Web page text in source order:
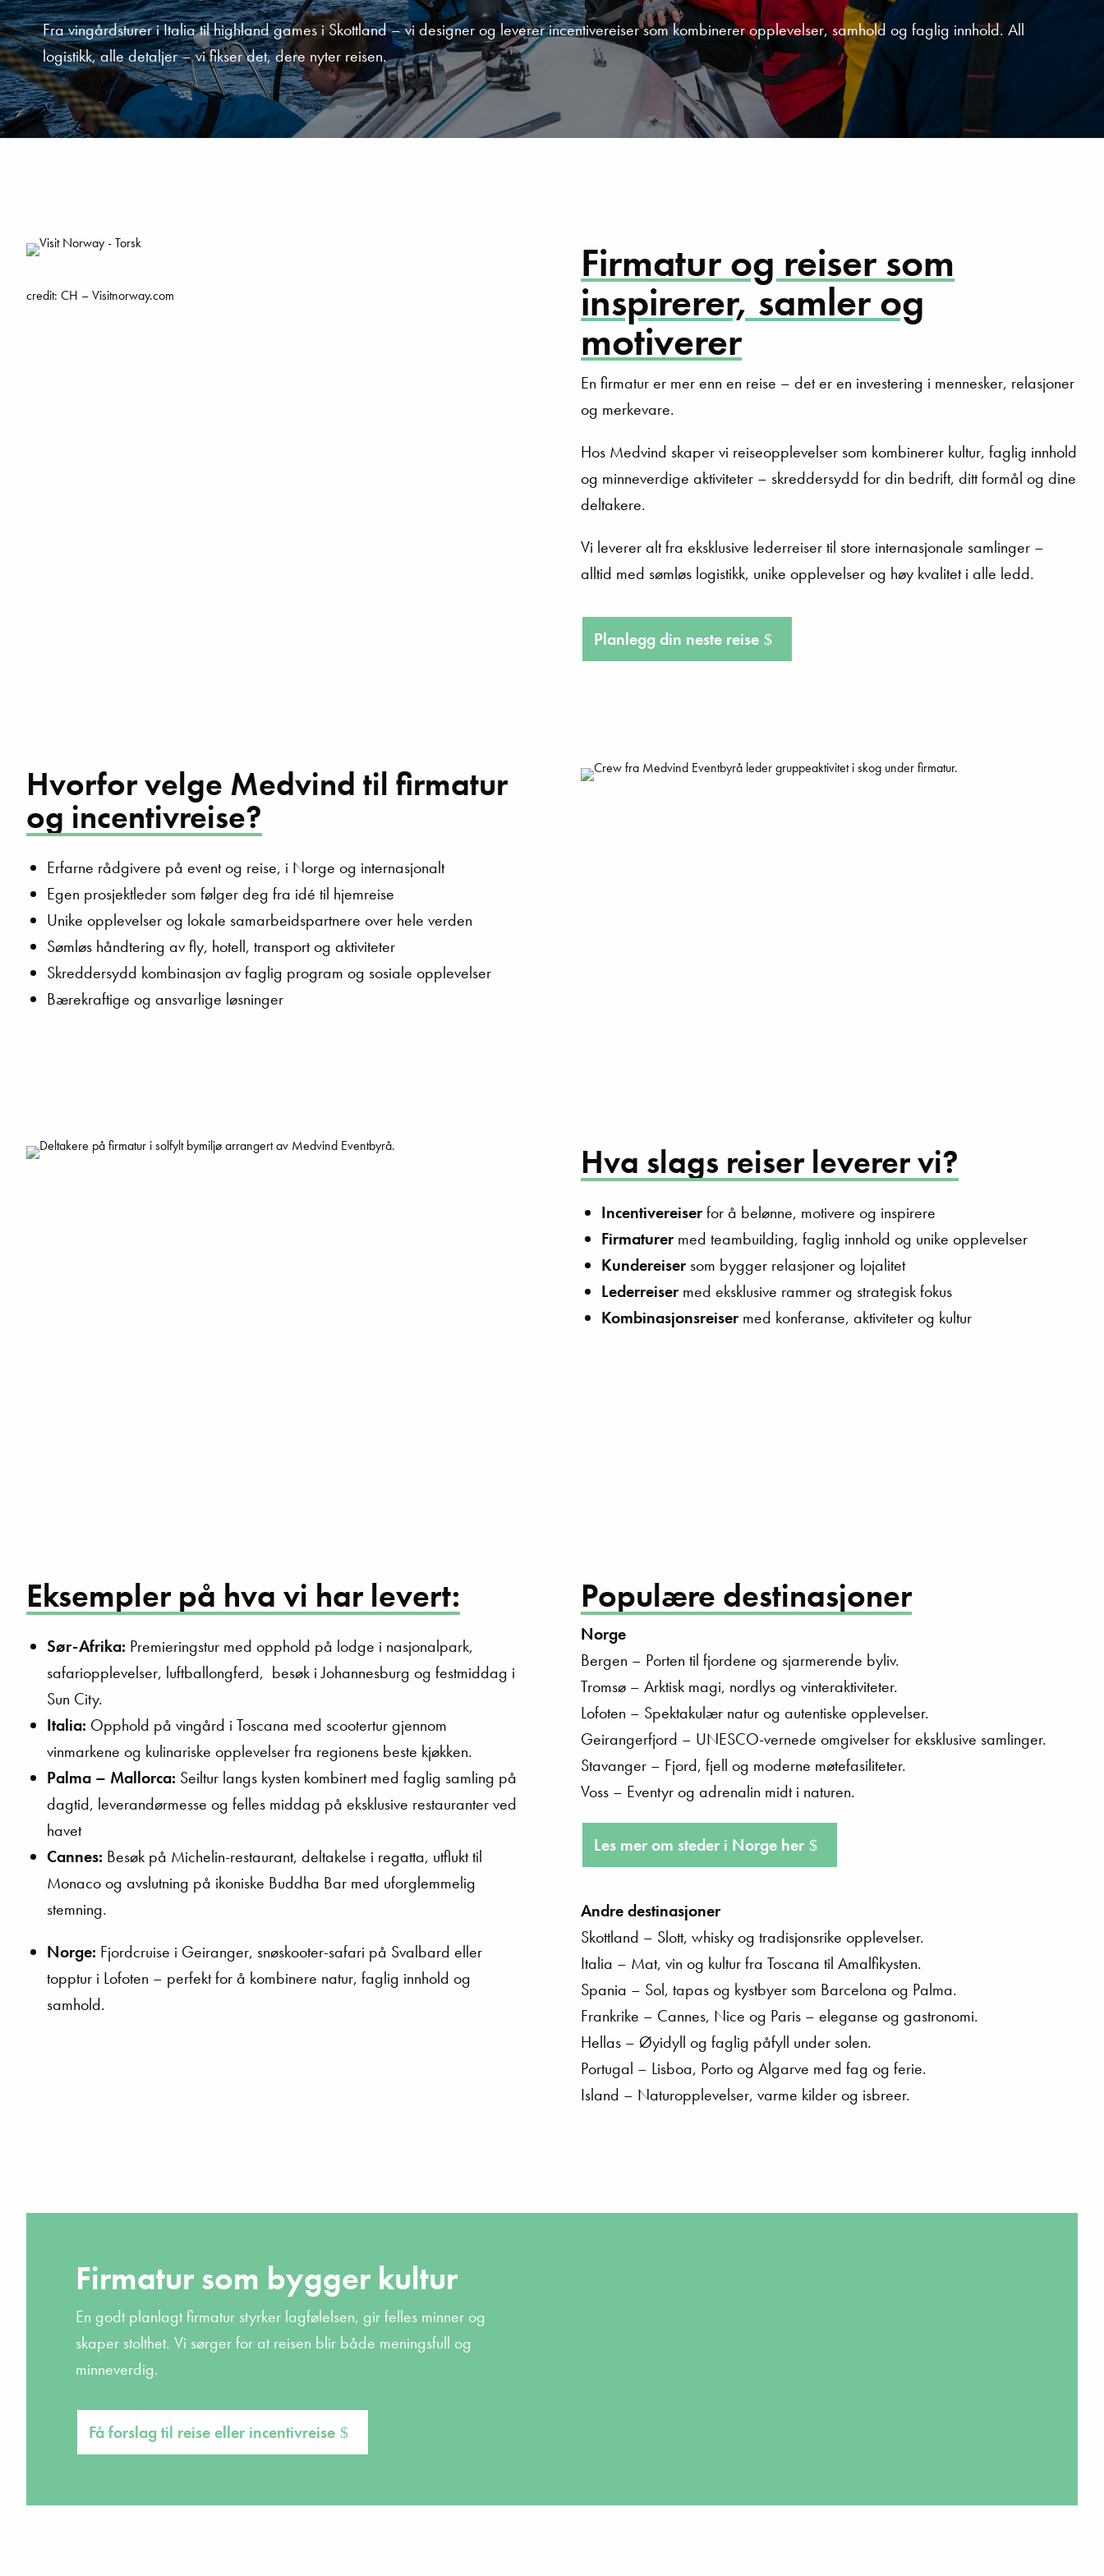
Fra vingårdsturer i Italia til highland games i Skottland – vi designer og leverer incentivereiser som kombinerer opplevelser, samhold og faglig innhold. All
logistikk, alle detaljer – vi fikser det, dere nyter reisen.
credit: CH – Visitnorway.com
Firmatur og reiser som
inspirerer, samler og
motiverer
En firmatur er mer enn en reise – det er en investering i mennesker, relasjoner
og merkevare.
Hos Medvind skaper vi reiseopplevelser som kombinerer kultur, faglig innhold
og minneverdige aktiviteter – skreddersydd for din bedrift, ditt formål og dine
deltakere.
Vi leverer alt fra eksklusive lederreiser til store internasjonale samlinger –
alltid med sømløs logistikk, unike opplevelser og høy kvalitet i alle ledd.
Planlegg din neste reise
Hvorfor velge Medvind til firmatur
og incentivreise?
Erfarne rådgivere på event og reise, i Norge og internasjonalt
Egen prosjektleder som følger deg fra idé til hjemreise
Unike opplevelser og lokale samarbeidspartnere over hele verden
Sømløs håndtering av fly, hotell, transport og aktiviteter
Skreddersydd kombinasjon av faglig program og sosiale opplevelser
Bærekraftige og ansvarlige løsninger
Hva slags reiser leverer vi?
Incentivereiserfor å belønne, motivere og inspirere
Firmaturer med teambuilding, faglig innhold og unike opplevelser
Kundereiser som bygger relasjoner og lojalitet
Lederreiser med eksklusive rammer og strategisk fokus
Kombinasjonsreiser med konferanse, aktiviteter og kultur
Eksempler på hva vi har levert:
Sør-Afrika: Premieringstur med opphold på lodge i nasjonalpark,
safariopplevelser, luftballongferd, besøk i Johannesburg og festmiddag i
Sun City.
Italia: Opphold på vingård i Toscana med scootertur gjennom
vinmarkene og kulinariske opplevelser fra regionens beste kjøkken.
Palma – Mallorca: Seiltur langs kysten kombinert med faglig samling på
dagtid, leverandørmesse og felles middag på eksklusive restauranter ved
havet
Cannes: Besøk på Michelin-restaurant, deltakelse i regatta, utflukt til
Monaco og avslutning på ikoniske Buddha Bar med uforglemmelig
stemning.
Norge: Fjordcruise i Geiranger, snøskooter-safari på Svalbard eller
topptur i Lofoten – perfekt for å kombinere natur, faglig innhold og
samhold.
Populære destinasjoner
Norge
Bergen – Porten til fjordene og sjarmerende byliv.
Tromsø – Arktisk magi, nordlys og vinteraktiviteter.
Lofoten – Spektakulær natur og autentiske opplevelser.
Geirangerfjord – UNESCO-vernede omgivelser for eksklusive samlinger.
Stavanger – Fjord, fjell og moderne møtefasiliteter.
Voss – Eventyr og adrenalin midt i naturen.
Les mer om steder i Norge her
Andre destinasjoner
Skottland – Slott, whisky og tradisjonsrike opplevelser.
Italia – Mat, vin og kultur fra Toscana til Amalfikysten.
Spania – Sol, tapas og kystbyer som Barcelona og Palma.
Frankrike – Cannes, Nice og Paris – eleganse og gastronomi.
Hellas – Øyidyll og faglig påfyll under solen.
Portugal – Lisboa, Porto og Algarve med fag og ferie.
Island – Naturopplevelser, varme kilder og isbreer.
Firmatur som bygger kultur
En godt planlagtfirmatur styrker lagfølelsen, girfelles minner og
skaper stolthet. Vi sørgerfor atreisen blir både meningsfull og
minneverdig.
Få forslag til reise eller incentivreise